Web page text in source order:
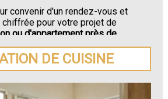
convenir d'un rendez-vous et
pour votre projet de
ou d'appartement près de
DE CUISINE